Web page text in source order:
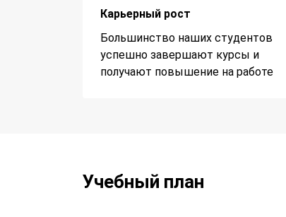
Карьерный рост
Большинство наших студентов
успешно завершают курсы и
получают повышение на работе
Учебный план